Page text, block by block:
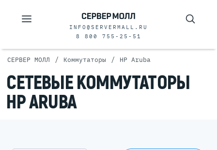
INFO@SERVERMALL.RU
8 800 755-25-51
СЕРВЕР МОЛЛ / Коммутаторы / HP Aruba
СЕТЕВЫЕ КОММУТАТОРЫ
HP ARUBA